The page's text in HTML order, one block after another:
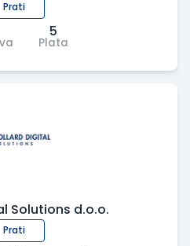
Prati
5
Plata
Solutions d.o.o.
Prati